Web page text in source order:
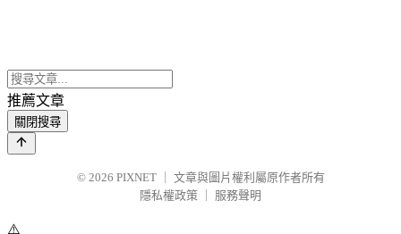
推薦文章
關閉搜尋
© 2026 PIXNET
文章與圖片權利屬原作者所有
隱私權政策
服務聲明
⚠️